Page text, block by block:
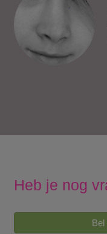
Toch
Heb je nog
Bel